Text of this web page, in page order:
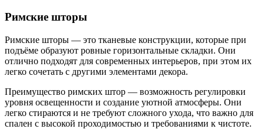
Римские шторы
Римские шторы — это тканевые конструкции, которые при
подъёме образуют ровные горизонтальные складки. Они
отлично подходят для современных интерьеров, при этом их
легко сочетать с другими элементами декора.
Преимущество римских штор — возможность регулировки
уровня освещенности и создание уютной атмосферы. Они
легко стираются и не требуют сложного ухода, что важно для
спален с высокой проходимостью и требованиями к чистоте.